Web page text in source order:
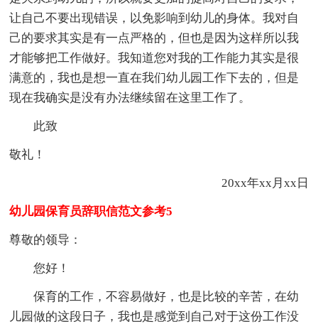
让自己不要出现错误，以免影响到幼儿的身体。我对自
己的要求其实是有一点严格的，但也是因为这样所以我
才能够把工作做好。我知道您对我的工作能力其实是很
满意的，我也是想一直在我们幼儿园工作下去的，但是
现在我确实是没有办法继续留在这里工作了。
此致
敬礼！
20xx年xx月xx日
幼儿园保育员辞职信范文参考5
尊敬的领导：
您好！
保育的工作，不容易做好，也是比较的辛苦，在幼
儿园做的这段日子，我也是感觉到自己对于这份工作没